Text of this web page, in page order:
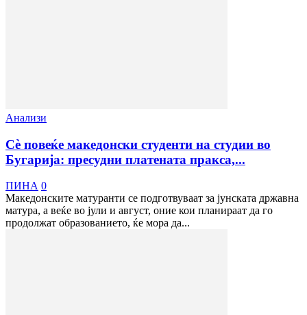
Анализи
Сè повеќе македонски студенти на студии во
Бугарија: пресудни платената пракса,...
ПИНА 0
Македонските матуранти се подготвуваат за јунската државна
матура, а веќе во јули и август, оние кои планираат да го
продолжат образованието, ќе мора да...